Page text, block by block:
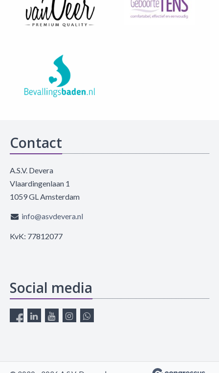
Contact
A.S.V. Devera
Vlaardingenlaan 1
1059 GL Amsterdam
info@asvdevera.nl
KvK: 77812077
Social media